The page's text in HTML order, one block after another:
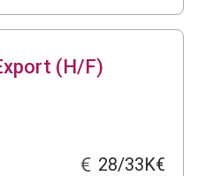
(H/F)
28/33K€